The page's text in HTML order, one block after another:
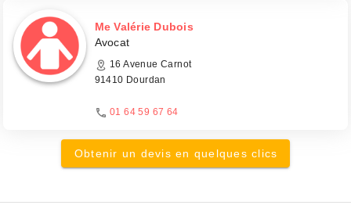
Me Valérie Dubois
Avocat
16 Avenue Carnot
91410 Dourdan
01 64 59 67 64
Obtenir un devis en quelques clics